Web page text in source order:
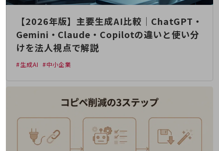
自動化・省電化
人材不足解消
業種・業態で探す
業種・業態で探すTOP
自治体
【2026年版】主要生成AI比較｜ChatGPT・
Gemini・Claude・Copilotの違いと使い分
けを法人視点で解説
#生成AI #中小企業